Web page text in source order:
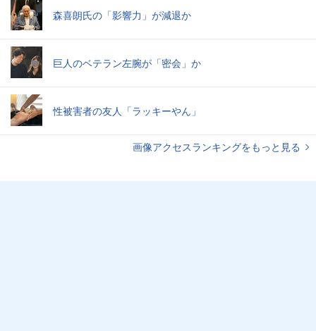
森喜朗氏の「影響力」が減退か
巨人のベテラン左腕が「密会」か
性被害者の友人「ラッキーやん」
画像アクセスランキングをもっと見る